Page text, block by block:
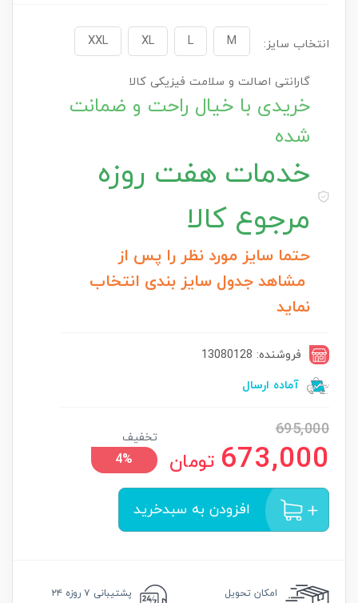
انتخاب سایز: M
L
XL
XXL
گارانتی اصالت و سلامت فیزیکی کالا
خریدی با خیال راحت و ضمانت
شده
خدمات هفت روزه
مرجوع کالا
حتما سایز مورد نظر را پس از
مشاهد جدول سایز بندی انتخاب
نماید
فروشنده: 13080128
آماده ارسال
695,000
673,000 تومان
تخفیف
4%
افزودن به سبدخرید
امکان تحویل
پشتیبانی
۷ روزه ۲۴